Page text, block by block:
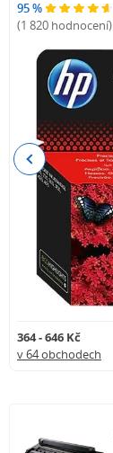
95 %
(1 820 hodnocení)
364 - 646 Kč
v 64 obchodech
Previous